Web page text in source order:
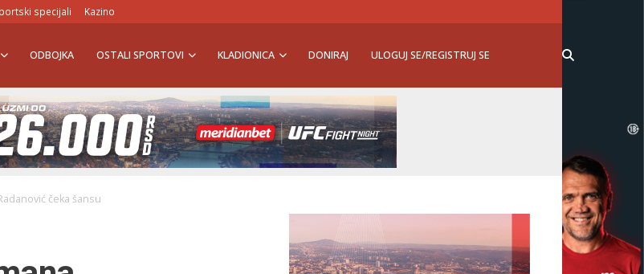
specijali Kazino
ODBOJKA OSTALI SPORTOVI KLADIONICA DONIRAJ ULOGUJ SE/REGISTRUJ SE
čeka šansu